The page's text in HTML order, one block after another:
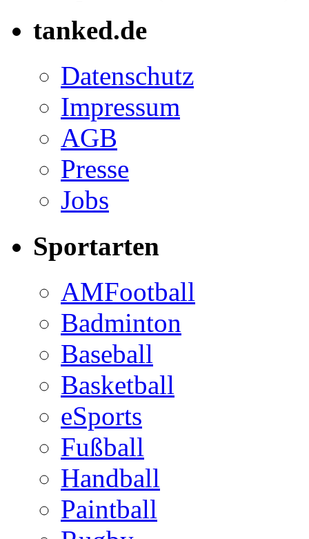
tanked.de
Datenschutz
Impressum
AGB
Presse
Jobs
Sportarten
AMFootball
Badminton
Baseball
Basketball
eSports
Fußball
Handball
Paintball